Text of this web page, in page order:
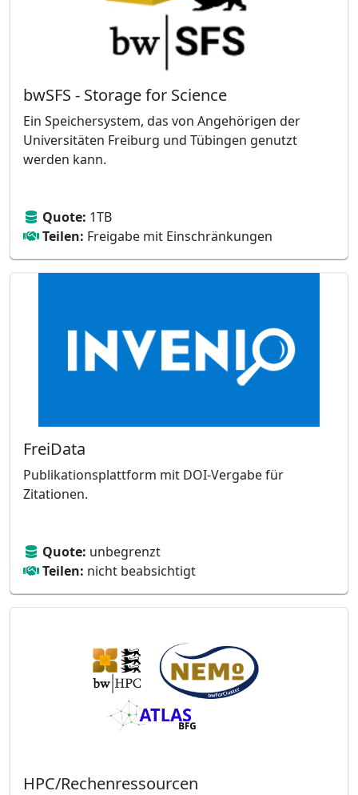
bwSFS - Storage for Science
Ein Speichersystem, das von Angehörigen der
Universitäten Freiburg und Tübingen genutzt
werden kann.
Quote: 1TB
Teilen: Freigabe mit Einschränkungen
FreiData
Publikationsplattform mit DOI-Vergabe für
Zitationen.
Quote: unbegrenzt
Teilen: nicht beabsichtigt
HPC/Rechenressourcen